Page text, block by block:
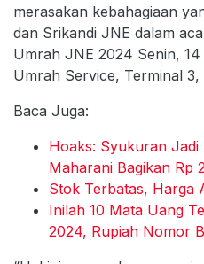
merasakan kebahagiaan
dan Srikandi JNE dalam
Umrah JNE 2024 Senin,
Umrah Service, Terminal 3,
Baca Juga:
Hoaks: Syukuran Jadi
Maharani Bagikan Rp
Stok Terbatas, Harga
Inilah 10 Mata Uang
2024, Rupiah Nomor